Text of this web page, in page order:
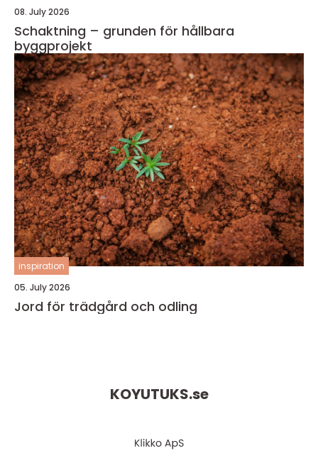
08. July 2026
Schaktning – grunden för hållbara
byggprojekt
inspiration
05. July 2026
Jord för trädgård och odling
KOYUTUKS.se